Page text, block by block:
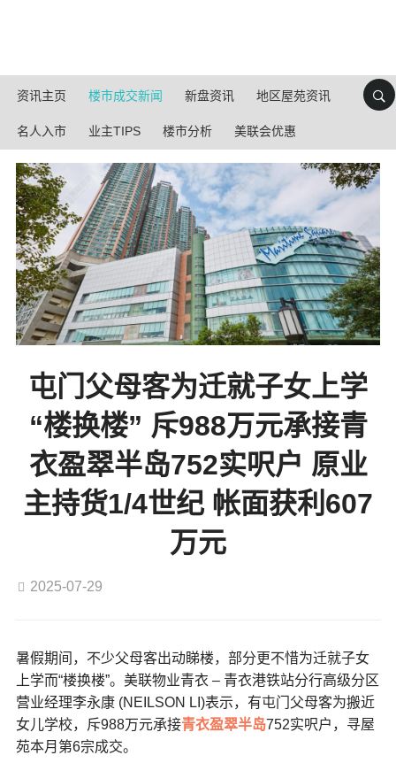
资讯主页 楼市成交新闻 新盘资讯 地区屋苑资讯
名人入市 业主TIPS 楼市分析 美联会优惠
屯门父母客为迁就子女上学
“楼换楼” 斥988万元承接青
衣盈翠半岛752实呎户 原业
主持货1/4世纪 帐面获利607
万元
2025-07-29
暑假期间，不少父母客出动睇楼，部分更不惜为迁就子女
上学而“楼换楼”。美联物业青衣 – 青衣港铁站分行高级分区
营业经理李永康 (NEILSON LI)表示，有屯门父母客为搬近
女儿学校，斥988万元承接青衣盈翠半岛752实呎户，寻屋
苑本月第6宗成交。